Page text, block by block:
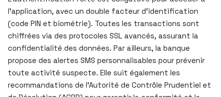
l’application, avec un double facteur d’identification
(code PIN et biométrie). Toutes les transactions sont
chiffrées via des protocoles SSL avancés, assurant la
confidentialité des données. Par ailleurs, la banque
propose des alertes SMS personnalisables pour prévenir
toute activité suspecte. Elle suit également les
recommandations de l’Autorité de Contrôle Prudentiel et